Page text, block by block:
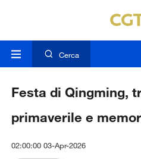
Cerca
Festa di Qingming,
primaverile e
02:00:00 03-Apr-2026